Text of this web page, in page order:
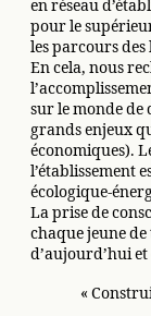
en réseau
pour le
les parcours des
En cela, nous
sur le monde de
grands enjeux
économiques).
l’établissement
écologique-
La prise de
chaque jeune
d’aujourd’hui
«